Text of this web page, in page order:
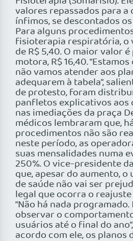
valores repassados para a
ínfimos, se descontados
Para alguns
fisioterapia respiratória, o
de R$ 5,40. O maior valor
motora, R$ 16,40.
não vamos atender aos
adequarem à tabela”,
de protesto, foram
panfletos explicativos aos
nas imediações da praça
médicos lembraram que,
procedimentos não são
neste período, as
suas mensalidades numa
250%. O vice-presidente
que, apesar do aumento,
de saúde não vai ser
legal que ocorra o
“Não há nada
observar o
usuários até o final do
acordo com ele, os planos